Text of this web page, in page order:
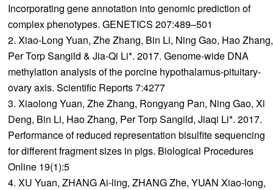
Incorporating gene annotation into genomic prediction of
complex phenotypes. GENETICS 207:489–501
2. Xiao-Long Yuan, Zhe Zhang, Bin Li, Ning Gao, Hao Zhang,
Per Torp Sangild & Jia-Qi Li*. 2017. Genome-wide DNA
methylation analysis of the porcine hypothalamus-pituitary-
ovary axis. Scientific Reports 7:4277
3. Xiaolong Yuan, Zhe Zhang, Rongyang Pan, Ning Gao, Xi
Deng, Bin Li, Hao Zhang, Per Torp Sangild, Jiaqi Li*. 2017.
Performance of reduced representation bisulfite sequencing
for different fragment sizes in pigs. Biological Procedures
Online 19(1):5
4. XU Yuan, ZHANG Ai-ling, ZHANG Zhe, YUAN Xiao-long,